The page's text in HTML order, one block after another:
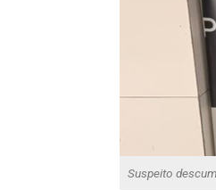
Suspeito